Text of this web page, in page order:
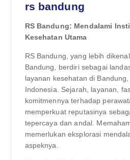
rs bandung
RS Bandung: Mendalami
Kesehatan Utama
RS Bandung, yang lebih
Bandung, berdiri sebagai
layanan kesehatan di Bandung,
Indonesia. Sejarah, layanan,
komitmennya terhadap
memperkuat reputasinya
tepercaya dan andal.
memerlukan eksplorasi
aspeknya.